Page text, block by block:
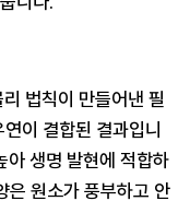
법칙이 만들어낸 필
이 결합된 결과입니
아 생명 발현에 적합하
은 원소가 풍부하고 안